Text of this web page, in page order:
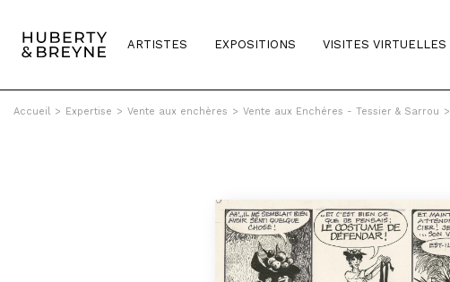
ARTISTES EXPOSITIONS VISITES VIRTUELLES
Accueil > Expertise > Vente aux enchères > Vente aux Enchéres - Tessier & Sarrou >